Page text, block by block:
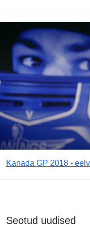
Kanada GP 2018 -
Seotud uudised